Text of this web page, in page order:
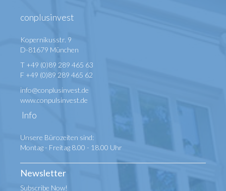
conplusinvest
Kopernikusstr. 9
D-81679 München
T +49 (0)89 289 465 63
F +49 (0)89 289 465 62
info@conplusinvest.de
www.conpulsinvest.de
Info
Unsere Bürozeiten sind:
Montag - Freitag 8.00 - 18.00 Uhr
Newsletter
Subscribe Now!